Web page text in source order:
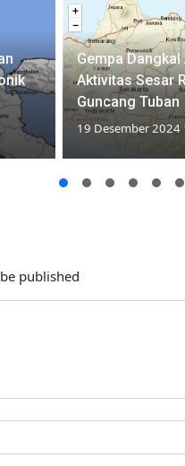
Gempa Dangkal
Aktivitas Sesar
Guncang Tuban
19 Desember 2024
published